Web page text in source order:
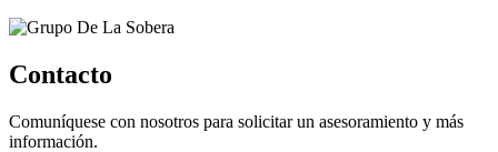
Contacto
Comuníquese con nosotros para solicitar un asesoramiento y más
información.